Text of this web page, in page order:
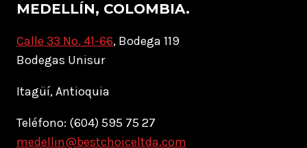
MEDELLÍN, COLOMBIA.
Calle 33 No. 41-66, Bodega 119
Bodegas Unisur
Itagüí, Antioquia
Teléfono: (604) 595 75 27
medellin@bestchoiceltda.com